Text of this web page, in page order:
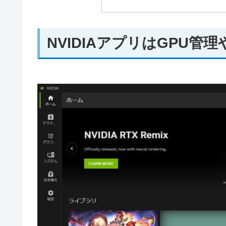
NVIDIAアプリはGPU管理